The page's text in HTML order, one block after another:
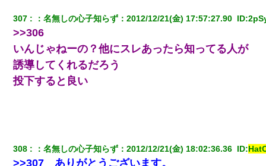
307 ：名無しの心子知らず ：2012/12/21(金) 17:57:27.90 ID:
>>306
いんじゃねーの？他にスレあったら知ってる人が
誘導してくれるだろう
投下すると良い
308 ：名無しの心子知らず ：2012/12/21(金) 18:02:36.36 ID:
>>307 ありがとうございます。